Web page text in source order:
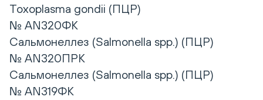
Toxoplasma gondii (ПЦР)
№ AN320ФК
Сальмонеллез (Salmonella spp.) (ПЦР)
№ AN320ПРК
Сальмонеллез (Salmonella spp.) (ПЦР)
№ AN319ФК